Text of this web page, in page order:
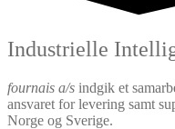
Industrielle
fournais a/s indgik et
ansvaret for levering samt
Norge og Sverige.